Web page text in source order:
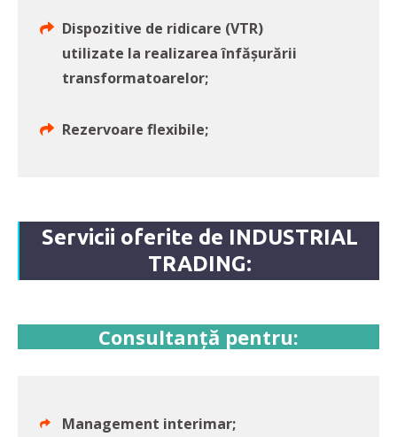
Dispozitive de ridicare (VTR)
utilizate la realizarea înfășurării
transformatoarelor;
Rezervoare flexibile;
Servicii oferite de INDUSTRIAL
TRADING:
Consultanță pentru:
Management interimar;